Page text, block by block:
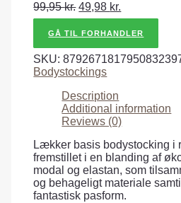
99,95kr. 49,98 kr.
GÅ TIL FORHANDLER
SKU:
Bodystockings
Description
Additional information
Reviews (0)
Lækker basis bodystocking i
fremstillet i en blanding af
modal og elastan, som
og behageligt materiale
fantastisk pasform.